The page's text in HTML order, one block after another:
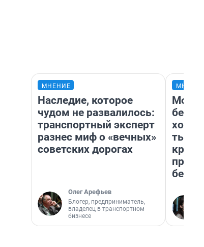
МНЕНИЕ
Наследие, которое
чудом не развалилось:
транспортный эксперт
разнес миф о «вечных»
советских дорогах
Олег Арефьев
Блогер, предприниматель,
владелец в транспортном
бизнесе
Мой